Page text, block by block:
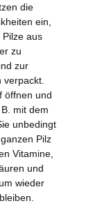
die
ein,
aus
zu
zur
verpackt.
öffnen und
mit dem
unbedingt
Pilz
Vitamine,
und
wieder